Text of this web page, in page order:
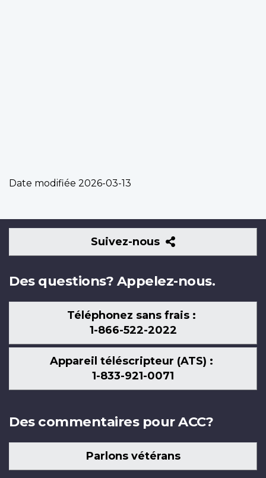
Date modifiée 2026-03-13
Suivez-nous
Suivez-
nous
Des questions? Appelez-nous.
Téléphonez sans frais :
1-866-522-2022
Appareil téléscripteur (ATS) :
1-833-921-0071
Des commentaires pour ACC?
Parlons vétérans